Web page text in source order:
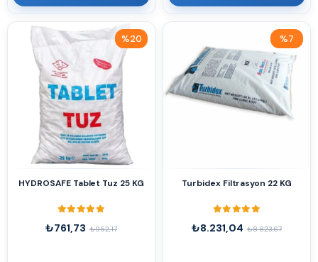
HYDROSAFE Tablet Tuz 25 KG
₺761,73 ₺952,17
%20
İndirim
%20İndirim
Turbidex Filtrasyon 22 KG
₺8.231,04 ₺8.823,67
%7
İndirim
%7İndirim